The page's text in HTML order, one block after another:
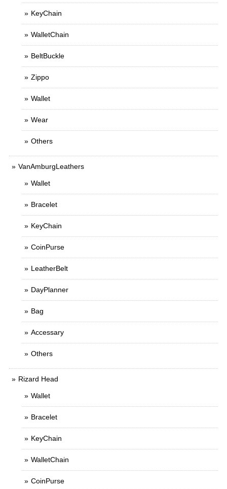
KeyChain
WalletChain
BeltBuckle
Zippo
Wallet
Wear
Others
VanAmburgLeathers
Wallet
Bracelet
KeyChain
CoinPurse
LeatherBelt
DayPlanner
Bag
Accessary
Others
Rizard Head
Wallet
Bracelet
KeyChain
WalletChain
CoinPurse